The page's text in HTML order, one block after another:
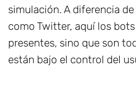
simulación. A diferencia
como Twitter, aquí los
presentes, sino que son
están bajo el control del